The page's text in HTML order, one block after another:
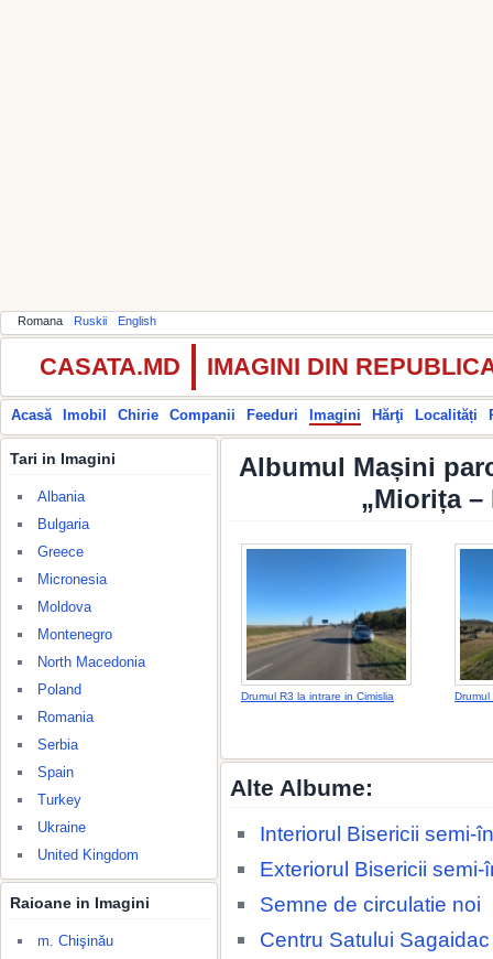
Romana Ruskii English
CASATA.MD IMAGINI DIN
Acasă Imobil Chirie Companii Feeduri Imagini Hărţi Localități
Tari in Imagini
Albania
Bulgaria
Greece
Micronesia
Moldova
Montenegro
North Macedonia
Poland
Romania
Serbia
Spain
Turkey
Ukraine
United Kingdom
Raioane in Imagini
m. Chişinău
Albumul Mașini
„Miorița –
Drumul R3 la intrare in Cimislia Drumul
Alte Albume:
Interiorul Bisericii semi-
Exteriorul Bisericii
Semne de circulatie noi
Centru Satului Sagaidac